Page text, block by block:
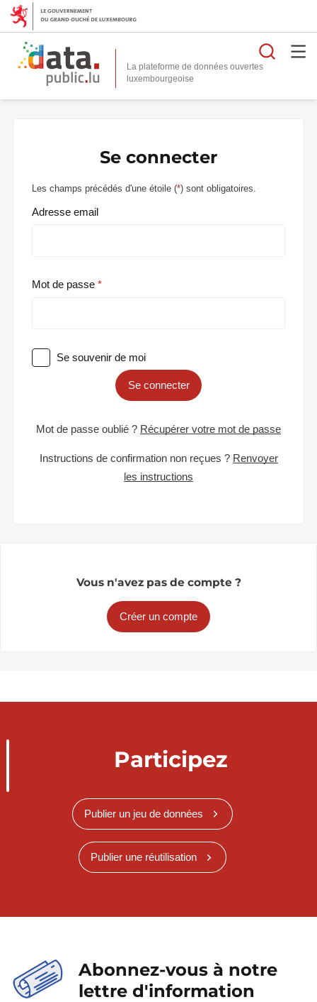
La plateforme de données ouvertes
Se connecter
Les champs précédés d'une étoile (*) sont obligatoires.
Adresse email
Mot de passe
Se souvenir de moi
Se connecter
Mot de passe oublié ? Récupérer votre mot de passe
Instructions de confirmation non reçues ? Renvoyer
les instructions
Vous n'avez pas de compte ?
Créer un compte
Participez
Publier un jeu de données
Publier une réutilisation
Abonnez-vous à notre
lettre d'information